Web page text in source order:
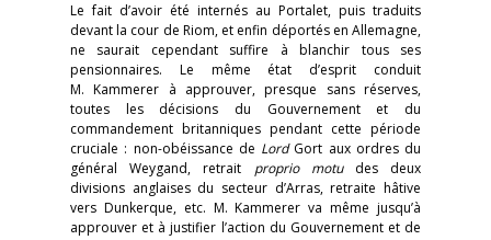
Le fait d’avoir été internés au Portalet, puis traduits
devant la cour de Riom, et enfin déportés en Allemagne,
ne saurait cependant suffire à blanchir tous ses
pensionnaires. Le même état d’esprit conduit
M. Kammerer à approuver, presque sans réserves,
toutes les décisions du Gouvernement et du
commandement britanniques pendant cette période
cruciale : non-obéissance de LordGort aux ordres du
général Weygand, retrait proprio motu des deux
divisions anglaises du secteur d’Arras, retraite hâtive
vers Dunkerque, etc. M. Kammerer va même jusqu’à
approuver et à justifier l’action du Gouvernement et de